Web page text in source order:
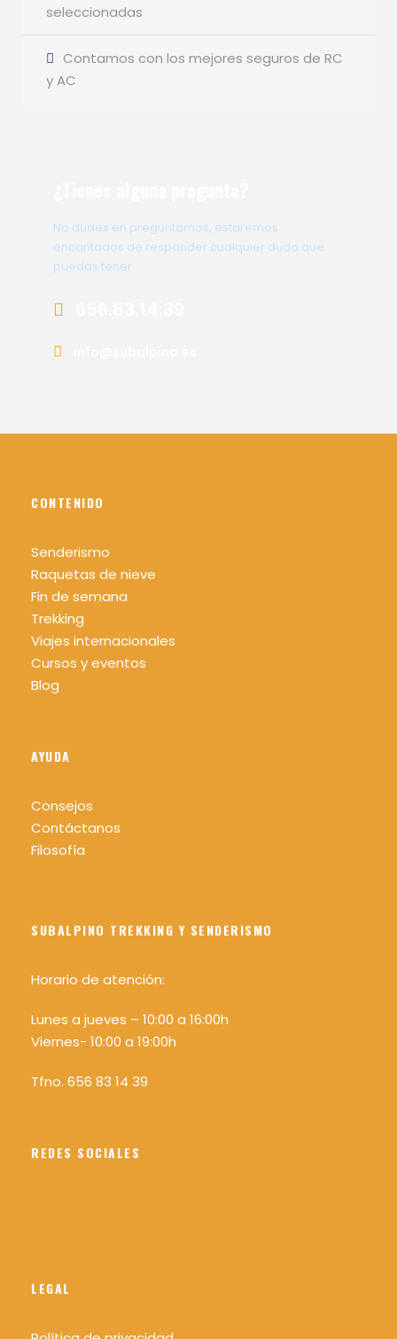
seleccionadas
Contamos con los mejores seguros de RC
y AC
No dudes en preguntarnos, estaremos
encantados de responder cualquier duda que
puedas tener
CONTENIDO
Senderismo
Raquetas de nieve
Fin de semana
Trekking
Viajes internacionales
Cursos y eventos
Blog
AYUDA
Consejos
Contáctanos
Filosofía
SUBALPINO TREKKING Y SENDERISMO
Horario de atención:
Lunes a jueves – 10:00 a 16:00h
Viernes- 10:00 a 19:00h
Tfno. 656 83 14 39
REDES SOCIALES
LEGAL